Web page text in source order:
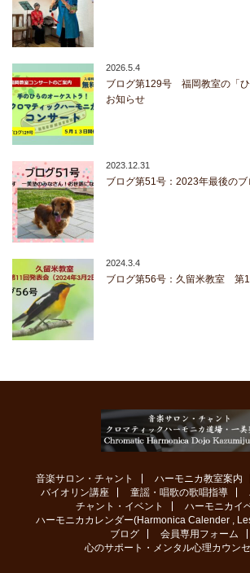
2026.5.4
ブログ第129号 福岡教室の「
お知らせ
2023.12.31
ブログ第51号：2023年最後のブ
2024.3.4
ブログ第56号：久留米教室 第
音楽サロン・チャント ハーモニカ教室案内
バイオリン講座
童謡・唱歌の歌唱指導
チャント・イベント
ハーモニカイ
ハーモニカカレンダー(Harmonica Calender ,
ブログ
会員専用フォーム
心のサポート・メンタル心理カウン